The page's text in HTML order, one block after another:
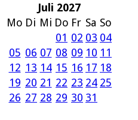
Juli 2027
Mo Di Mi Do Fr Sa So
01 02 03 04
05 06 07 08 09 10 11
12 13 14 15 16 17 18
19 20 21 22 23 24 25
26 27 28 29 30 31